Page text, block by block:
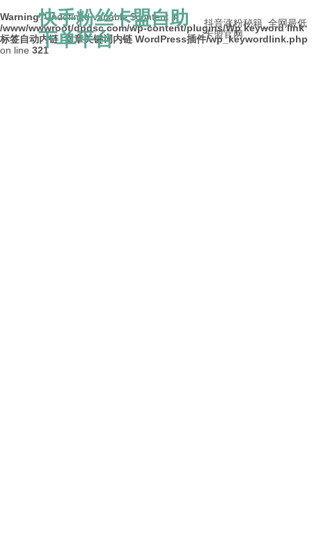
Warning: Undefined variable $content in
/www/wwwroot/dpdsc.com/wp-content/plugins/Wp keyword link
标签自动内链_文章关键词内链 WordPress插件/wp_keywordlink.php
on line 321
快手粉丝卡盟自助
下单平台
抖音涨粉秘籍_全网最低
卡盟官网